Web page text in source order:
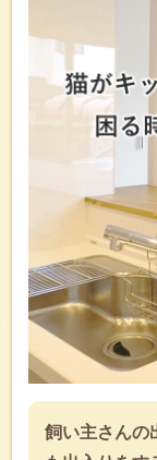
猫が
3つ！
飼い主さんの